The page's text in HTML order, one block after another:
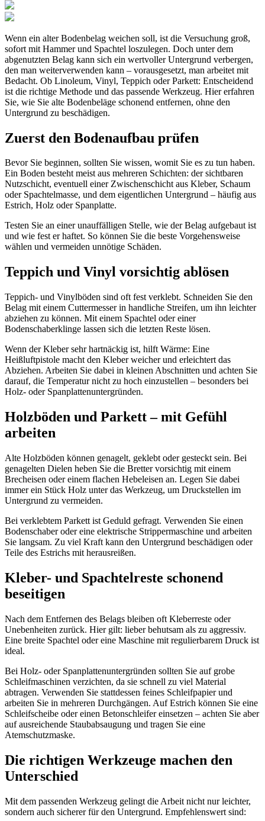
Wenn ein alter Bodenbelag weichen soll, ist die Versuchung groß,
sofort mit Hammer und Spachtel loszulegen. Doch unter dem
abgenutzten Belag kann sich ein wertvoller Untergrund verbergen,
den man weiterverwenden kann – vorausgesetzt, man arbeitet mit
Bedacht. Ob Linoleum, Vinyl, Teppich oder Parkett: Entscheidend
ist die richtige Methode und das passende Werkzeug. Hier erfahren
Sie, wie Sie alte Bodenbeläge schonend entfernen, ohne den
Untergrund zu beschädigen.
Zuerst den Bodenaufbau prüfen
Bevor Sie beginnen, sollten Sie wissen, womit Sie es zu tun haben.
Ein Boden besteht meist aus mehreren Schichten: der sichtbaren
Nutzschicht, eventuell einer Zwischenschicht aus Kleber, Schaum
oder Spachtelmasse, und dem eigentlichen Untergrund – häufig aus
Estrich, Holz oder Spanplatte.
Testen Sie an einer unauffälligen Stelle, wie der Belag aufgebaut ist
und wie fest er haftet. So können Sie die beste Vorgehensweise
wählen und vermeiden unnötige Schäden.
Teppich und Vinyl vorsichtig ablösen
Teppich- und Vinylböden sind oft fest verklebt. Schneiden Sie den
Belag mit einem Cuttermesser in handliche Streifen, um ihn leichter
abziehen zu können. Mit einem Spachtel oder einer
Bodenschaberklinge lassen sich die letzten Reste lösen.
Wenn der Kleber sehr hartnäckig ist, hilft Wärme: Eine
Heißluftpistole macht den Kleber weicher und erleichtert das
Abziehen. Arbeiten Sie dabei in kleinen Abschnitten und achten Sie
darauf, die Temperatur nicht zu hoch einzustellen – besonders bei
Holz- oder Spanplattenuntergründen.
Holzböden und Parkett – mit Gefühl
arbeiten
Alte Holzböden können genagelt, geklebt oder gesteckt sein. Bei
genagelten Dielen heben Sie die Bretter vorsichtig mit einem
Brecheisen oder einem flachen Hebeleisen an. Legen Sie dabei
immer ein Stück Holz unter das Werkzeug, um Druckstellen im
Untergrund zu vermeiden.
Bei verklebtem Parkett ist Geduld gefragt. Verwenden Sie einen
Bodenschaber oder eine elektrische Strippermaschine und arbeiten
Sie langsam. Zu viel Kraft kann den Untergrund beschädigen oder
Teile des Estrichs mit herausreißen.
Kleber- und Spachtelreste schonend
beseitigen
Nach dem Entfernen des Belags bleiben oft Kleberreste oder
Unebenheiten zurück. Hier gilt: lieber behutsam als zu aggressiv.
Eine breite Spachtel oder eine Maschine mit regulierbarem Druck ist
ideal.
Bei Holz- oder Spanplattenuntergründen sollten Sie auf grobe
Schleifmaschinen verzichten, da sie schnell zu viel Material
abtragen. Verwenden Sie stattdessen feines Schleifpapier und
arbeiten Sie in mehreren Durchgängen. Auf Estrich können Sie eine
Schleifscheibe oder einen Betonschleifer einsetzen – achten Sie aber
auf ausreichende Staubabsaugung und tragen Sie eine
Atemschutzmaske.
Die richtigen Werkzeuge machen den
Unterschied
Mit dem passenden Werkzeug gelingt die Arbeit nicht nur leichter,
sondern auch sicherer für den Untergrund. Empfehlenswert sind: